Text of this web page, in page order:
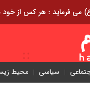
کس از خود بدگویی و انتقاد کند٬ خود را اصلاح کرده و هر کس
سیاسی محیط